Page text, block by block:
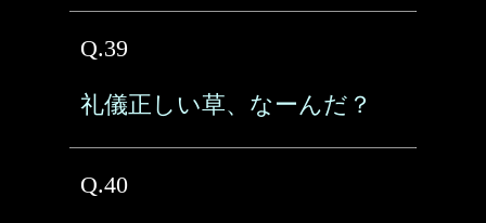
Q.39
礼儀正しい草、なーんだ？
Q.40